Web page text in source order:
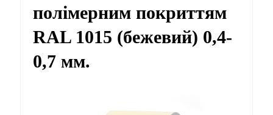
полімерним покриттям
RAL 1015 (бежевий) 0,4-
0,7 мм.